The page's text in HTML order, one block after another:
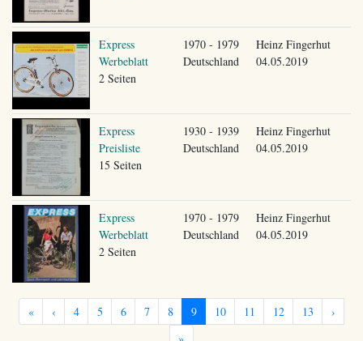
Express
Werbeblatt
2 Seiten
1970 - 1979
Deutschland
Heinz Fingerhut
04.05.2019
Express
Preisliste
15 Seiten
1930 - 1939
Deutschland
Heinz Fingerhut
04.05.2019
Express
Werbeblatt
2 Seiten
1970 - 1979
Deutschland
Heinz Fingerhut
04.05.2019
« ‹ 4 5 6 7 8 9 10 11 12 13
›
»